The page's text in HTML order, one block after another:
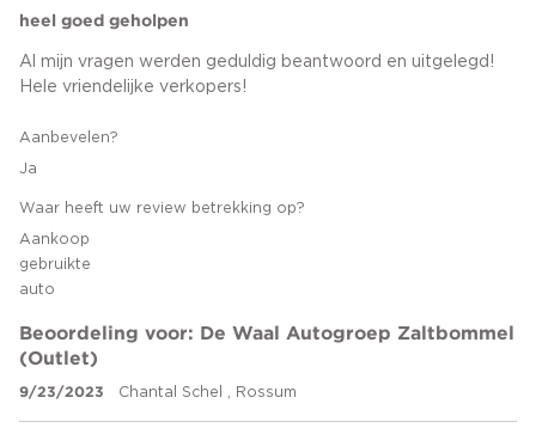
heel goed geholpen
Al mijn vragen werden geduldig beantwoord en uitgelegd!
Hele vriendelijke verkopers!
Aanbevelen?
Ja
Waar heeft uw review betrekking op?
Aankoop
gebruikte
auto
Beoordeling voor: De Waal Autogroep Zaltbommel
(Outlet)
9/23/2023 Chantal Schel , Rossum